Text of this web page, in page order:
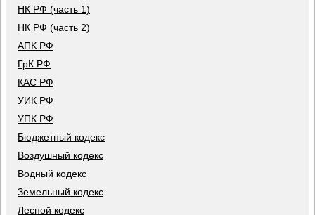
НК РФ (часть 1)
НК РФ (часть 2)
АПК РФ
ГрК РФ
КАС РФ
УИК РФ
УПК РФ
Бюджетный кодекс
Воздушный кодекс
Водный кодекс
Земельный кодекс
Лесной кодекс